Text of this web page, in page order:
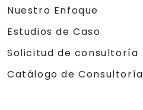
Nuestro Enfoque
Estudios de Caso
Solicitud de consultoría
Catálogo de Consultoría